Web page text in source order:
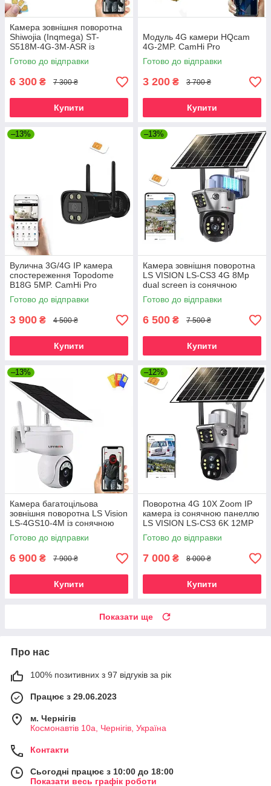
Камера зовнішня поворотна
Shiwojia (Inqmega) ST-
S518M-4G-3M-ASR із
сонячною панеллю. UBox
Готово до відправки
6 300 ₴ 7 300 ₴
Купити
Модуль 4G камери HQcam
4G-2MP. CamHi Pro
Готово до відправки
3 200 ₴ 3 700 ₴
Купити
–13%
Вулична 3G/4G IP камера
спостереження Topodome
B18G 5MP. CamHi Pro
Готово до відправки
3 900 ₴ 4 500 ₴
Купити
–13%
Камера зовнішня поворотна
LS VISION LS-CS3 4G 8Mp
dual screen із сонячною
панеллю. V380Pro
Готово до відправки
6 500 ₴ 7 500 ₴
Купити
–13%
Камера багатоцільова
зовнішня поворотна LS Vision
LS-4GS10-4M із сонячною
панеллю та sim картою. UBox
Готово до відправки
6 900 ₴ 7 900 ₴
Купити
–12%
Поворотна 4G 10X Zoom IP
камера із сонячною панеллю
LS VISION LS-CS3 6K 12MP
Dual lens. V380Pro
Готово до відправки
7 000 ₴ 8 000 ₴
Купити
Показати ще
Про нас
100% позитивних з 97 відгуків за рік
Працює з 29.06.2023
м. Чернігів
Космонавтів 10а, Чернігів, Україна
Контакти
Сьогодні працює з 10:00 до 18:00
Показати весь графік роботи